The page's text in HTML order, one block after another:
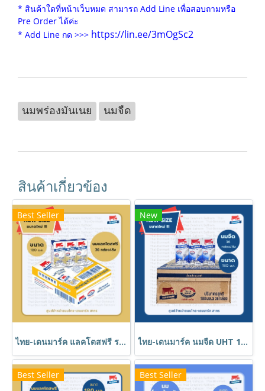
* สินค้าใดที่หน้าเว็บหมด สามารถ Add Line เพื่อสอบถามหรือ
Pre Order ได้ค่ะ
* Add Line กด >>> https://lin.ee/3mOgSc2
นมพร่องมันเนย นมจืด
สินค้าเกี่ยวข้อง
Best Seller
ไทย-เดนมาร์ค แลคโตสฟรี รสจืด UHT 180 ml // Thai-Denmark Lactose Free 180 ml (36 Boxes)
New
ไทย-เดนมาร์ค นมจืด UHT 180 มล. // Thai-Denmark Plain Milk 180 ml (36 Boxes)
Best Seller Best Seller